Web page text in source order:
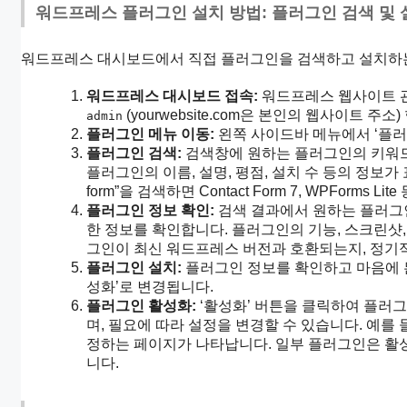
워드프레스 플러그인 설치 방법: 플러그인 검색 및
워드프레스 대시보드에서 직접 플러그인을 검색하고 설치
워드프레스 대시보드 접속: 워드프레스 웹사이트
admin (yourwebsite.com은 본인의 웹사이트 주소
플러그인 메뉴 이동: 왼쪽 사이드바 메뉴에서 ‘플
플러그인 검색: 검색창에 원하는 플러그인의 키워
플러그인의 이름, 설명, 평점, 설치 수 등의 정보
form”을 검색하면 Contact Form 7, WPForms Lite
플러그인 정보 확인: 검색 결과에서 원하는 플러
한 정보를 확인합니다. 플러그인의 기능, 스크린
그인이 최신 워드프레스 버전과 호환되는지, 정
플러그인 설치: 플러그인 정보를 확인하고 마음에
성화’로 변경됩니다.
플러그인 활성화: ‘활성화’ 버튼을 클릭하여 플러
며, 필요에 따라 설정을 변경할 수 있습니다. 예를
정하는 페이지가 나타납니다. 일부 플러그인은
니다.